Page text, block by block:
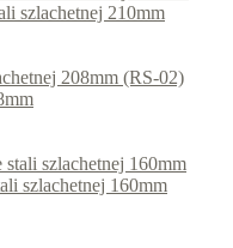
szlachetnej 210mm
(RS-02)
szlachetnej 160mm